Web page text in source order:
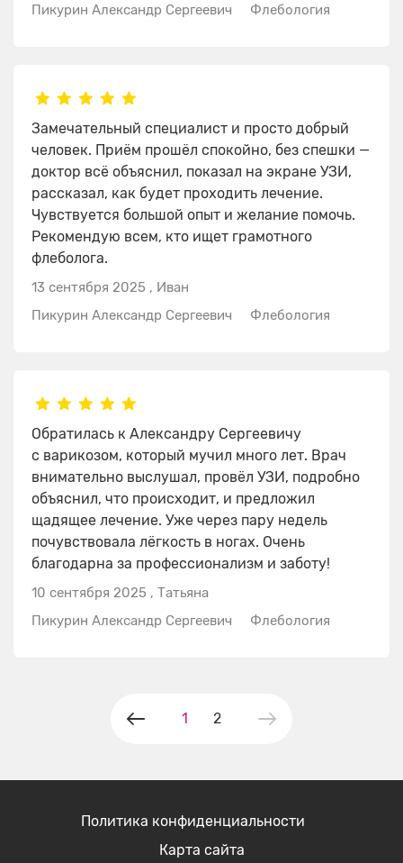
Пикурин Александр Сергеевич
Флебология
13 сентября 2025 , Иван
Пикурин Александр Сергеевич
Флебология
Замечательный специалист и просто добрый
человек. Приём прошёл спокойно, без спешки —
доктор всё объяснил, показал на экране УЗИ,
рассказал, как будет проходить лечение.
Чувствуется большой опыт и желание помочь.
Рекомендую всем, кто ищет грамотного
флеболога.
10 сентября 2025 , Татьяна
Пикурин Александр Сергеевич
Флебология
Обратилась к Александру Сергеевичу
с варикозом, который мучил много лет. Врач
внимательно выслушал, провёл УЗИ, подробно
объяснил, что происходит, и предложил
щадящее лечение. Уже через пару недель
почувствовала лёгкость в ногах. Очень
благодарна за профессионализм и заботу!
1 2
Политика конфиденциальности
Карта сайта